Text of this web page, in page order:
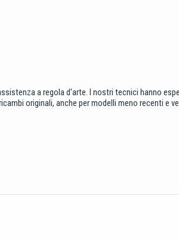
a regola d'arte. I nostri tecnici hanno
originali, anche per modelli meno recenti e